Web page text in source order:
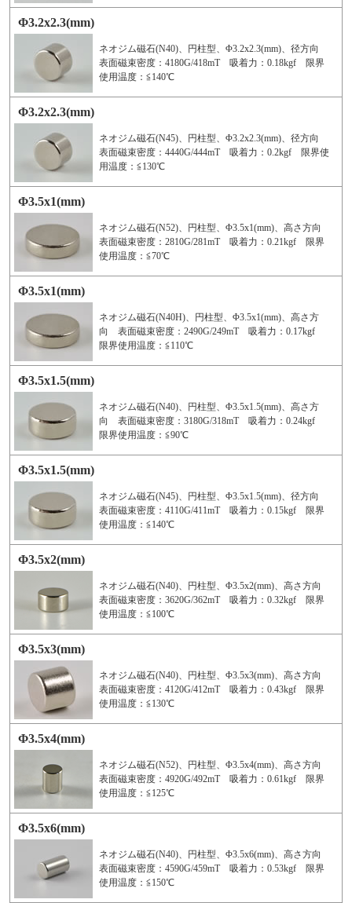
Φ3.2x2.3(mm)
ネオジム磁石(N40)、円柱型、Φ3.2x2.3(mm)、径方向
表面磁束密度：4180G/418mT 吸着力：0.18kgf 限界
使用温度：≦140℃
Φ3.2x2.3(mm)
ネオジム磁石(N45)、円柱型、Φ3.2x2.3(mm)、径方向
表面磁束密度：4440G/444mT 吸着力：0.2kgf 限界使
用温度：≦130℃
Φ3.5x1(mm)
ネオジム磁石(N52)、円柱型、Φ3.5x1(mm)、高さ方向
表面磁束密度：2810G/281mT 吸着力：0.21kgf 限界
使用温度：≦70℃
Φ3.5x1(mm)
ネオジム磁石(N40H)、円柱型、Φ3.5x1(mm)、高さ方
向 表面磁束密度：2490G/249mT 吸着力：0.17kgf
限界使用温度：≦110℃
Φ3.5x1.5(mm)
ネオジム磁石(N40)、円柱型、Φ3.5x1.5(mm)、高さ方
向 表面磁束密度：3180G/318mT 吸着力：0.24kgf
限界使用温度：≦90℃
Φ3.5x1.5(mm)
ネオジム磁石(N45)、円柱型、Φ3.5x1.5(mm)、径方向
表面磁束密度：4110G/411mT 吸着力：0.15kgf 限界
使用温度：≦140℃
Φ3.5x2(mm)
ネオジム磁石(N40)、円柱型、Φ3.5x2(mm)、高さ方向
表面磁束密度：3620G/362mT 吸着力：0.32kgf 限界
使用温度：≦100℃
Φ3.5x3(mm)
ネオジム磁石(N40)、円柱型、Φ3.5x3(mm)、高さ方向
表面磁束密度：4120G/412mT 吸着力：0.43kgf 限界
使用温度：≦130℃
Φ3.5x4(mm)
ネオジム磁石(N52)、円柱型、Φ3.5x4(mm)、高さ方向
表面磁束密度：4920G/492mT 吸着力：0.61kgf 限界
使用温度：≦125℃
Φ3.5x6(mm)
ネオジム磁石(N40)、円柱型、Φ3.5x6(mm)、高さ方向
表面磁束密度：4590G/459mT 吸着力：0.53kgf 限界
使用温度：≦150℃